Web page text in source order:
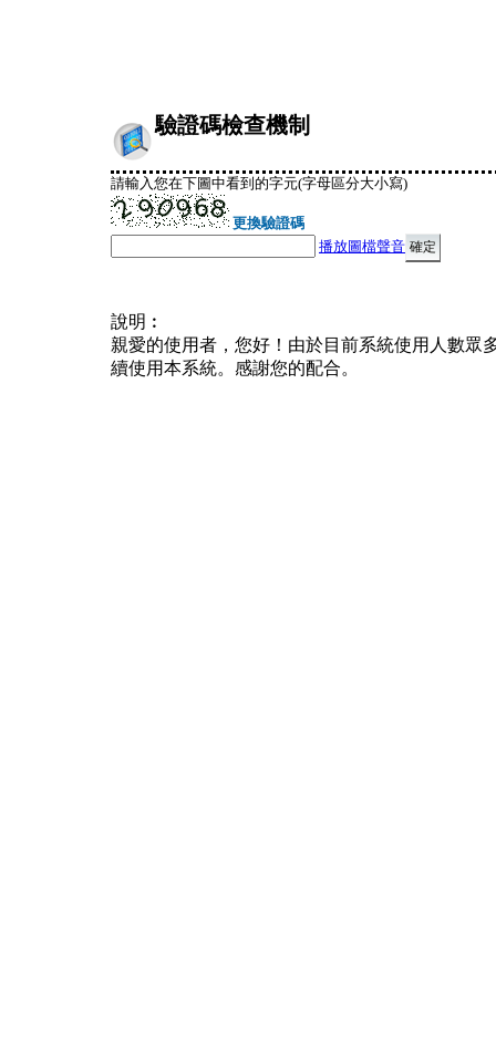
驗證碼檢查機制
請輸入您在下圖中看到的字元(字母區分大小寫)
更換驗證碼
播放圖檔聲音
說明︰
親愛的使用者，您好！由於目前系統使用人數眾
續使用本系統。感謝您的配合。